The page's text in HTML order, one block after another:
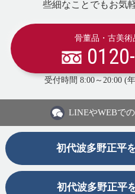
些細なことでもお気
骨董品・古美
受付時間 8:00～20:00 (
LINEやWEBで
初代波多野正平
初代波多野正平